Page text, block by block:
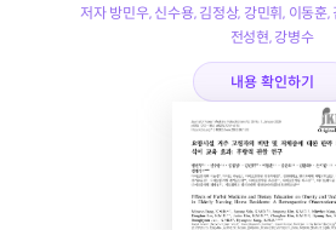
저자 방민우, 신수용, 김정상, 강민휘, 이동훈,
전성현, 강병수
내용 확인하기